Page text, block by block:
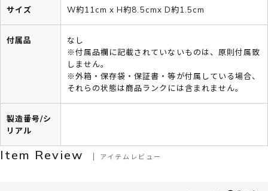
サイズ W約11cm x H約8.5cmx D約1.5cm
付属品
なし
※付属品欄に記載されていないものは、原則付属致
しません。
※外箱・保存袋・保証書・等が付属している場合、
それらの状態は商品ランクには含まれません。
製造番号/シ
リアル
Item Review アイテムレビュー